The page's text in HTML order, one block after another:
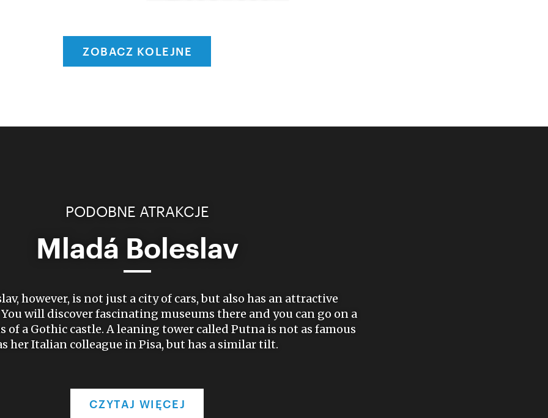
ZOBACZ KOLEJNE
PODOBNE ATRAKCJE
Mladá Boleslav
however, is not just a city of cars, but also has an attractive
will discover fascinating museums there and you can go on a
a Gothic castle. A leaning tower called Putna is not as famous
her Italian colleague in Pisa, but has a similar tilt.
CZYTAJ WIĘCEJ